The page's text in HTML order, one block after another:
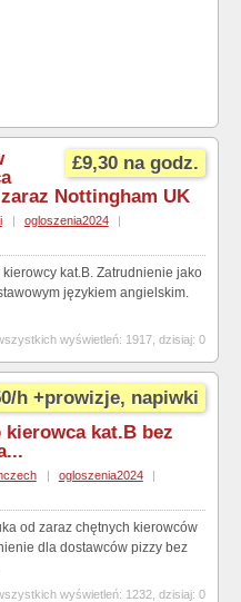
£9,30 na godz.
Nottingham UK
| ogloszenia2024
|
kat.B. Zatrudnienie jako
językiem angielskim.
wyświetleń: 1917, dzisiaj: 0
h +prowizje, napiwki
kierowca kat.B bez
| ogloszenia2024
|
od zaraz chętnych kierowców
dla dostawców pizzy bez
wyświetleń: 1232, dzisiaj: 0